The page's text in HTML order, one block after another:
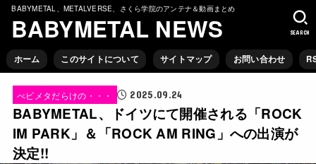
BABYMETAL、METALVERSE、さくら学院のアンテナ＆動画まとめ
BABYMETAL NEWS
ホーム このサイトについて サイトマップ お問い合わせ
SEARCH
べビメタだらけの・・・ 2025.09.24
BABYMETAL、ドイツにて開催される「ROCK
IM PARK」＆「ROCK AM RING」への出演が
決定!!